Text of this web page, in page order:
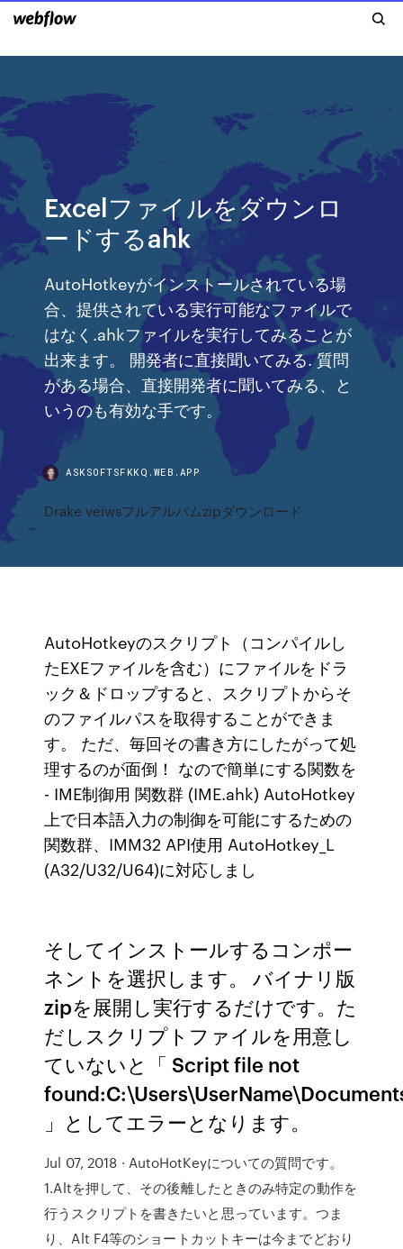
Excelファイルをダウンロ
ードするahk
AutoHotkeyがインストールされている場
合、提供されている実行可能なファイルで
はなく.ahkファイルを実行してみることが
出来ます。 開発者に直接聞いてみる. 質問
がある場合、直接開発者に聞いてみる、と
いうのも有効な手です。
ASKSOFTSFKKQ.WEB.APP
Drake veiwsフルアルバムzipダウンロード
AutoHotkeyのスクリプト（コンパイルし
たEXEファイルを含む）にファイルをドラ
ック＆ドロップすると、スクリプトからそ
のファイルパスを取得することができま
す。 ただ、毎回その書き方にしたがって処
理するのが面倒！ なので簡単にする関数を
- IME制御用 関数群 (IME.ahk) AutoHotkey
上で日本語入力の制御を可能にするための
関数群、IMM32 API使用 AutoHotkey_L
(A32/U32/U64)に対応しまし
そしてインストールするコンポー
ネントを選択します。 バイナリ版
zipを展開し実行するだけです。た
だしスクリプトファイルを用意し
ていないと「 Script file not
」としてエラーとなります。
Jul 07, 2018 · AutoHotKeyについての質問です。
1.Altを押して、その後離したときのみ特定の動作を
行うスクリプトを書きたいと思っています。つま
り、Alt F4等のショートカットキーは今までどおり